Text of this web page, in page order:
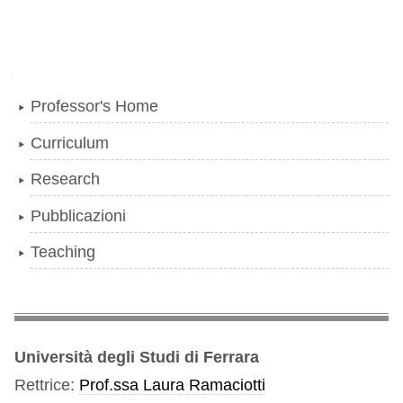
Professor's Home
Curriculum
Research
Pubblicazioni
Teaching
Università degli Studi di Ferrara
Rettrice: Prof.ssa Laura Ramaciotti